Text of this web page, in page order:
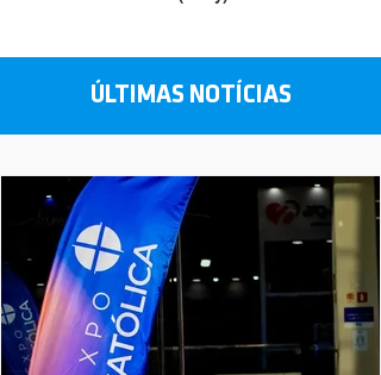
ÚLTIMAS NOTÍCIAS